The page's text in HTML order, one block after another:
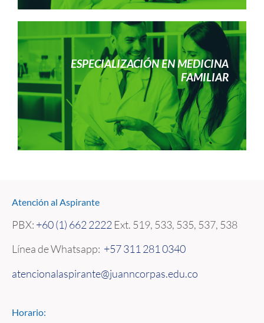
ESPECIALIZACIÓN EN MEDICINA
FAMILIAR
Atención al Aspirante
PBX: +60 (1) 662 2222 Ext. 519, 533, 535, 537, 538
Línea de Whatsapp: +57 311 281 0340
atencionalaspirante@juanncorpas.edu.co
Horario: